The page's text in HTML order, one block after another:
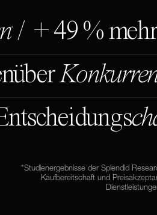
*/ + 49 %
*Studienergebnisse der Splendid
Kaufbereitschaft und